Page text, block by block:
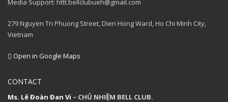
279 Nguyen Tri Phuong Street, Dien Hong Ward, Ho Chi Minh City,
Vietnam
Open in Google Maps
CONTACT
Ms. Lê Đoàn Đan Vi – CHỦ NHIỆM BELL CLUB.